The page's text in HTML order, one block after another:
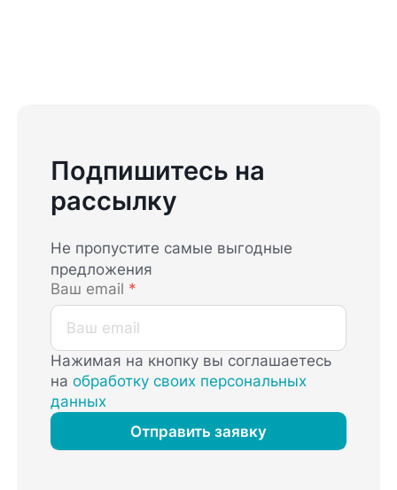
Подпишитесь на
рассылку
Не пропустите самые выгодные
предложения
Ваш email *
Нажимая на кнопку вы соглашаетесь
наобработку своих персональных
данных
Отправить заявку